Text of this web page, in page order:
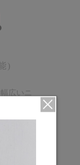
)
広いニ